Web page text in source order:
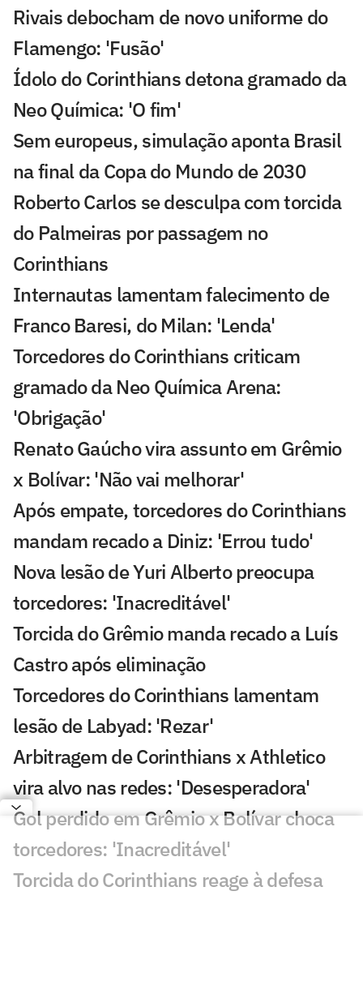
Rivais debocham de novo uniforme do
Flamengo: 'Fusão'
Ídolo do Corinthians detona gramado da
Neo Química: 'O fim'
Sem europeus, simulação aponta Brasil
na final da Copa do Mundo de 2030
Roberto Carlos se desculpa com torcida
do Palmeiras por passagem no
Corinthians
Internautas lamentam falecimento de
Franco Baresi, do Milan: 'Lenda'
Torcedores do Corinthians criticam
gramado da Neo Química Arena:
'Obrigação'
Renato Gaúcho vira assunto em Grêmio
x Bolívar: 'Não vai melhorar'
Após empate, torcedores do Corinthians
mandam recado a Diniz: 'Errou tudo'
Nova lesão de Yuri Alberto preocupa
torcedores: 'Inacreditável'
Torcida do Grêmio manda recado a Luís
Castro após eliminação
Torcedores do Corinthians lamentam
lesão de Labyad: 'Rezar'
Arbitragem de Corinthians x Athletico
vira alvo nas redes: 'Desesperadora'
Gol perdido em Grêmio x Bolívar choca
torcedores: 'Inacreditável'
Torcida do Corinthians reage à defesa